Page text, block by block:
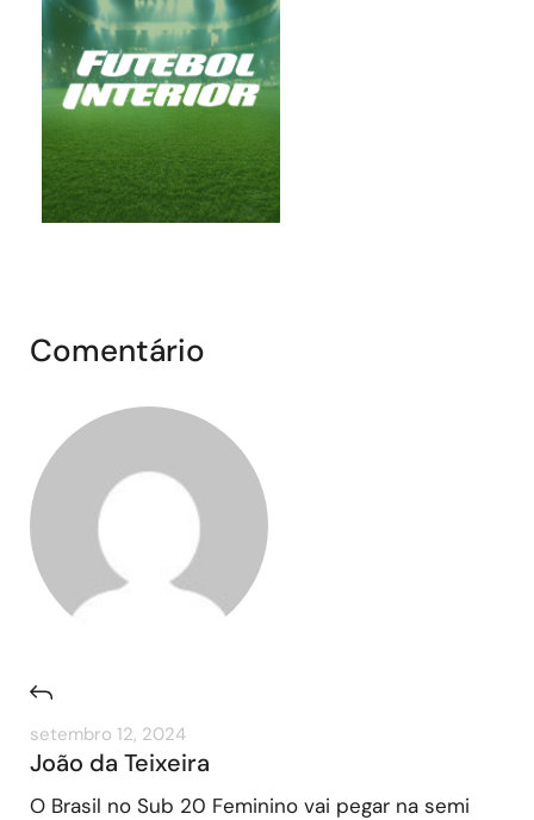
Comentário
setembro 12, 2024
João da Teixeira
O Brasil no Sub 20 Feminino vai pegar na semi